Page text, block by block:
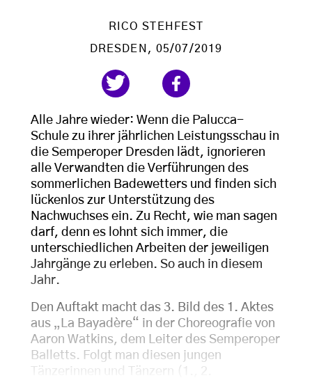
RICO STEHFEST
DRESDEN , 05/07/2019
Alle Jahre wieder: Wenn die Palucca-
Schule zu ihrer jährlichen Leistungsschau in
die Semperoper Dresden lädt, ignorieren
alle Verwandten die Verführungen des
sommerlichen Badewetters und finden sich
lückenlos zur Unterstützung des
Nachwuchses ein. Zu Recht, wie man sagen
darf, denn es lohnt sich immer, die
unterschiedlichen Arbeiten der jeweiligen
Jahrgänge zu erleben. So auch in diesem
Jahr.
Den Auftakt macht das 3. Bild des 1. Aktes
aus „La Bayadère“ in der Choreografie von
Aaron Watkins, dem Leiter des Semperoper
Balletts. Folgt man diesen jungen
Tänzerinnen und Tänzern (1., 2.